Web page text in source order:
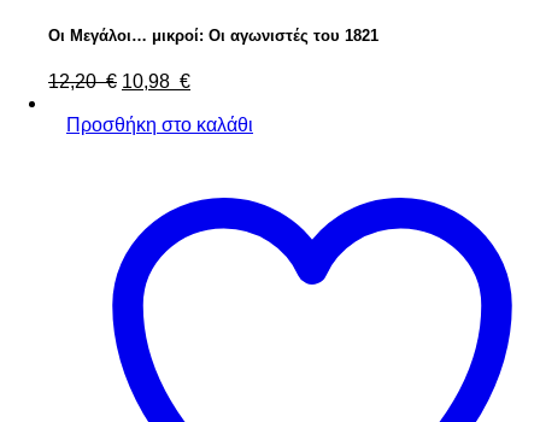
Οι Μεγάλοι… μικροί: Οι αγωνιστές του 1821
12,20 € Original
was:
10,98 €Η
τιμή
Προσθήκη στο καλάθι